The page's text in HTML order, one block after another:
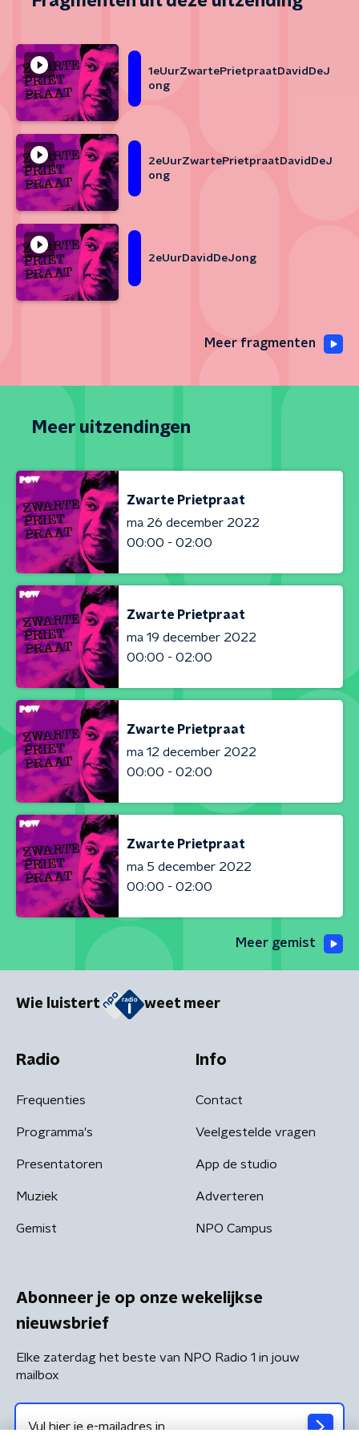
1eUurZwartePrietpraatDavidDeJ
ong
2eUurZwartePrietpraatDavidDeJ
ong
2eUurDavidDeJong
Meer fragmenten
Meer uitzendingen
Zwarte Prietpraat
ma 26 december 2022
00:00 - 02:00
Zwarte Prietpraat
ma 19 december 2022
00:00 - 02:00
Zwarte Prietpraat
ma 12 december 2022
00:00 - 02:00
Zwarte Prietpraat
ma 5 december 2022
00:00 - 02:00
Meer gemist
Wie luistert weet meer
Radio
Frequenties
Programma's
Presentatoren
Muziek
Gemist
Info
Contact
Veelgestelde vragen
App de studio
Adverteren
NPO Campus
Abonneer je op onze wekelijkse
nieuwsbrief
Elke zaterdag het beste van NPO Radio 1 in jouw
mailbox